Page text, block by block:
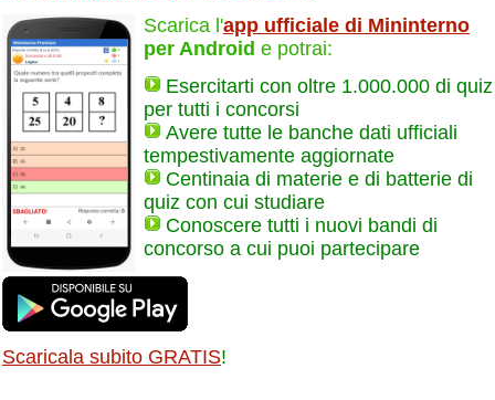
Scarica l'app ufficiale di Mininterno
per Android e potrai:
Esercitarti con oltre 1.000.000 di quiz
per tutti i concorsi
Avere tutte le banche dati ufficiali
tempestivamente aggiornate
Centinaia di materie e di batterie di
quiz con cui studiare
Conoscere tutti i nuovi bandi di
concorso a cui puoi partecipare
Scaricala subito GRATIS!